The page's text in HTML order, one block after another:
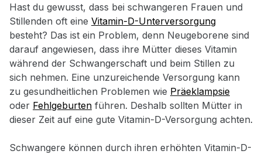
Hast du gewusst, dass bei schwangeren Frauen und
Stillenden oft eine Vitamin-D-Unterversorgung
besteht? Das ist ein Problem, denn Neugeborene sind
darauf angewiesen, dass ihre Mütter dieses Vitamin
während der Schwangerschaft und beim Stillen zu
sich nehmen. Eine unzureichende Versorgung kann
zu gesundheitlichen Problemen wie Präeklampsie
oder Fehlgeburten führen. Deshalb sollten Mütter in
dieser Zeit auf eine gute Vitamin-D-Versorgung achten.
Schwangere können durch ihren erhöhten Vitamin-D-